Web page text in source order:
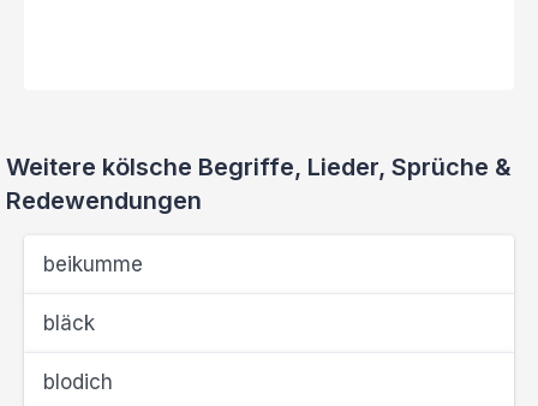
Weitere kölsche Begriffe, Lieder, Sprüche &
Redewendungen
beikumme
bläck
blodich